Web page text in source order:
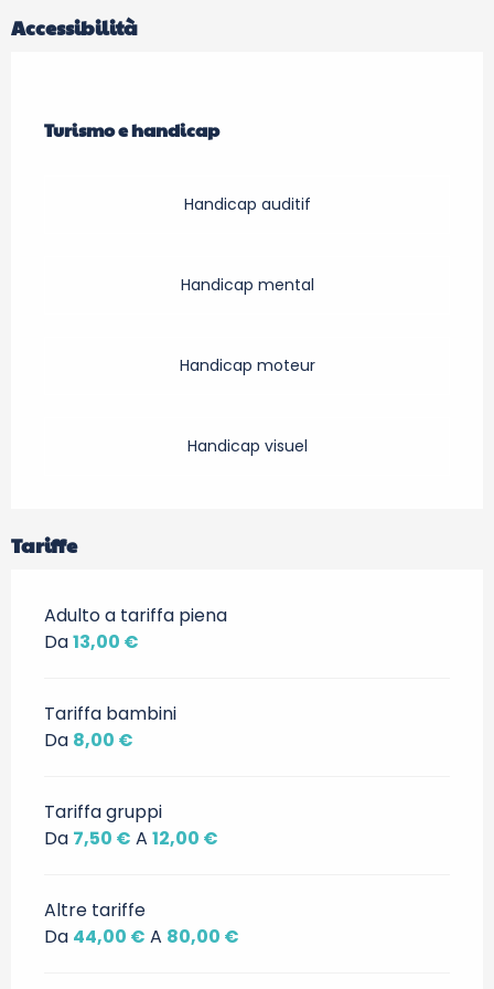
Accessibilità
Turismo e handicap
Turismo e handicap
Handicap auditif
Handicap mental
Handicap moteur
Handicap visuel
Tariffe
Adulto a tariffa piena
Da13,00 €
Tariffa bambini
Da 8,00 €
Tariffa gruppi
Da 7,50 € A 12,00 €
Altre tariffe
Da 44,00 € A 80,00 €